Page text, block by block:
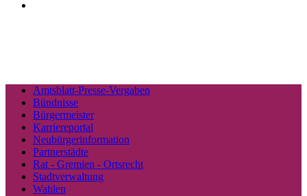
Amtsblatt-Presse-Vergaben
Bündnisse
Bürgermeister
Karriereportal
Neubürgerinformation
Partnerstädte
Rat - Gremien - Ortsrecht
Stadtverwaltung
Wahlen